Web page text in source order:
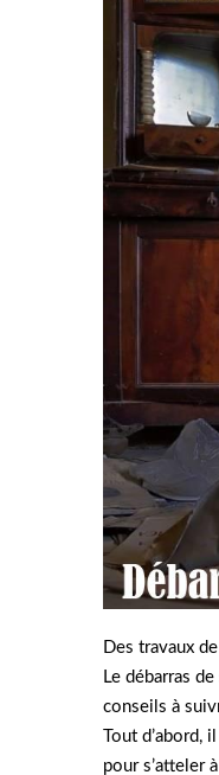
Des travaux
Le débarras
conseils à
Tout d’abord, il
pour s’atteler